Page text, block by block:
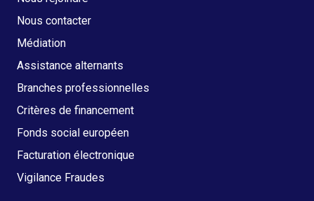
Nous contacter
Médiation
Assistance alternants
Branches professionnelles
Critères de financement
Fonds social européen
Facturation électronique
Vigilance Fraudes